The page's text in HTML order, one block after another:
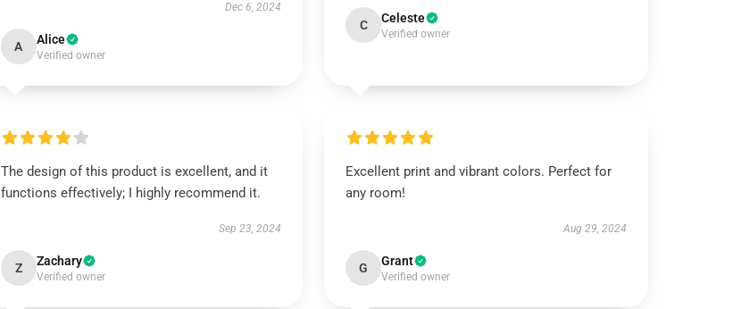
Dec 6, 2024
A Alice
Verified owner
C Celeste
Verified owner
The design of this product is excellent, and it
functions effectively; I highly recommend it.
Sep 23, 2024
Z Zachary
Verified owner
Excellent print and vibrant colors. Perfect for
any room!
Aug 29, 2024
G Grant
Verified owner